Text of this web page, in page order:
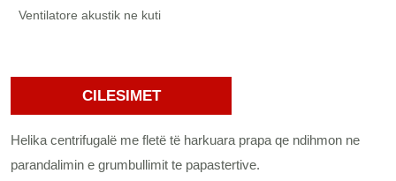
Ventilatore akustik ne kuti
CILESIMET
Helika centrifugalë me fletë të harkuara prapa qe ndihmon ne
parandalimin e grumbullimit te papastertive.